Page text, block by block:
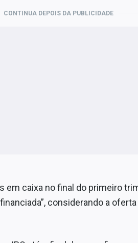
CONTINUA DEPOIS DA PUBLICIDADE
em caixa no final do primeiro
considerando a